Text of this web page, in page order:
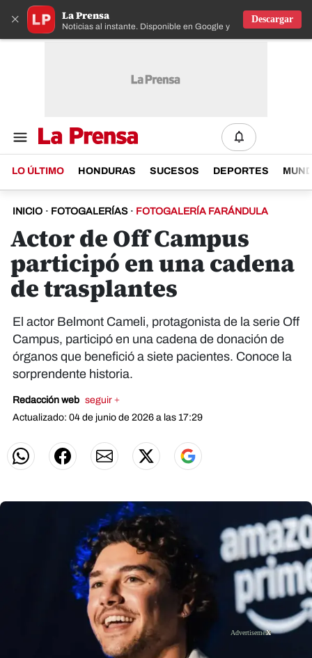
× La Prensa
Noticias al instante. Disponible en Google y IOS
Descargar
LO ÚLTIMO HONDURAS SUCESOS DEPORTES
INICIO · FOTOGALERÍAS · FOTOGALERÍA FARÁNDULA
Actor de Off Campus
participó en una cadena
de trasplantes
El actor Belmont Cameli, protagonista de la serie Off
Campus, participó en una cadena de donación de
órganos que benefició a siete pacientes. Conoce la
sorprendente historia.
Redacción web seguir +
Actualizado: 04 de junio de 2026 a las 17:29
X